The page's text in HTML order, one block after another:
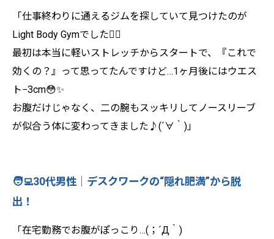
「仕事終わりに通えるジムを探していて見つけたのが
Light Body Gymでした🏃‍♀️
最初は本当に軽いストレッチからスタートで、『これで
効くの？』って思ってたんですけど…1ヶ月後にはウエス
ト−3cm😳✨
お腹だけじゃなく、二の腕もスッキリしてノースリーブ
が似合う体に変わってきました♪(´∀｀)」
🧑‍💻30代男性｜デスクワークの“隠れ肥満”から脱
出！
「在宅勤務でお腹がぽっこり…(；´Д｀)